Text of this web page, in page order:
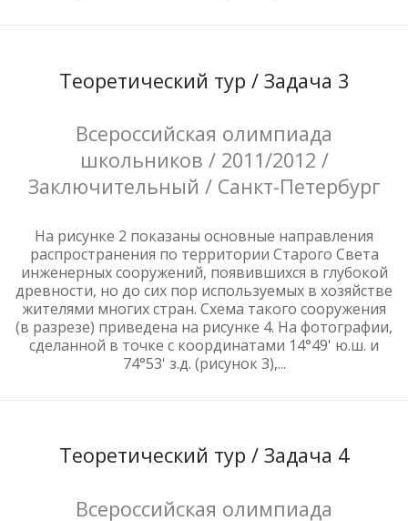
Теоретический тур / Задача 3
Всероссийская олимпиада
школьников / 2011/2012 /
Заключительный / Санкт-Петербург
На рисунке 2 показаны основные направления
распространения по территории Старого Света
инженерных сооружений, появившихся в глубокой
древности, но до сих пор используемых в хозяйстве
жителями многих стран. Схема такого сооружения
(в разрезе) приведена на рисунке 4. На фотографии,
сделанной в точке с координатами 14°49' ю.ш. и
74°53' з.д. (рисунок 3),...
Теоретический тур / Задача 4
Всероссийская олимпиада